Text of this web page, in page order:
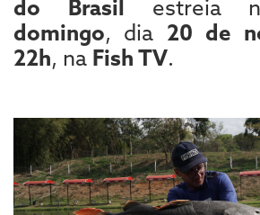
do Brasil estreia
domingo, dia 20 de
22h, na Fish TV.